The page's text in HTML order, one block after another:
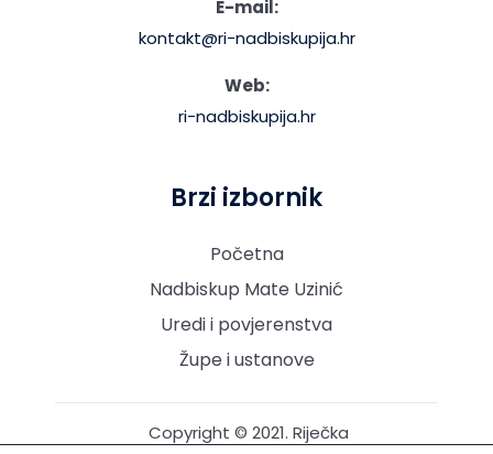
E-mail:
kontakt@ri-nadbiskupija.hr
Web:
ri-nadbiskupija.hr
Brzi izbornik
Početna
Nadbiskup Mate Uzinić
Uredi i povjerenstva
Župe i ustanove
Copyright © 2021. Riječka